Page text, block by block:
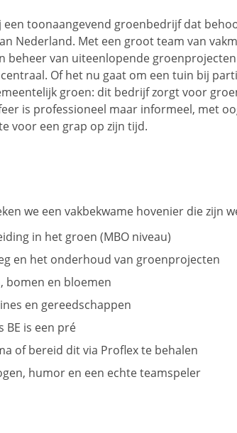
een toonaangevend groenbedrijf dat
Nederland. Met een groot team van
beheer van uiteenlopende
Of het nu gaat om een tuin bij
groen: dit bedrijf zorgt voor
is professioneel maar informeel, met
voor een grap op zijn tijd.
we een vakbekwame hovenier die zijn
in het groen (MBO niveau)
en het onderhoud van groenprojecten
bomen en bloemen
en gereedschappen
BE is een pré
of bereid dit via Proflex te behalen
humor en een echte teamspeler